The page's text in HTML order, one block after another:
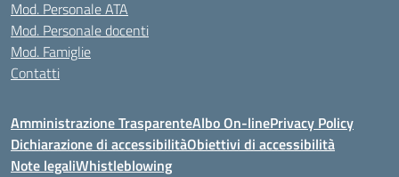
Mod. Personale ATA
Mod. Personale docenti
Mod. Famiglie
Contatti
Amministrazione TrasparenteAlbo On-linePrivacy Policy
Dichiarazione di accessibilitàObiettivi di accessibilità
Note legaliWhistleblowing